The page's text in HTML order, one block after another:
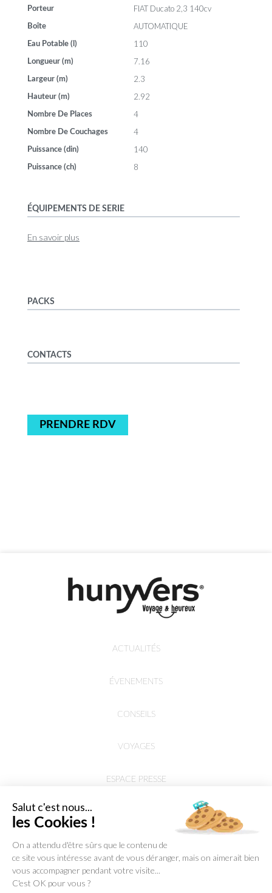
Porteur FIAT Ducato 2,3 140cv
Boîte AUTOMATIQUE
Eau Potable (l) 110
Longueur (m) 7.16
Largeur (m) 2.3
Hauteur (m) 2.92
Nombre De Places 4
Nombre De Couchages 4
Puissance (din) 140
Puissance (ch) 8
ÉQUIPEMENTS DE SERIE
En savoir plus
PACKS
CONTACTS
PRENDRE RDV
ACTUALITÉS
ÉVENEMENTS
CONSEILS
VOYAGES
ESPACE PRESSE
Salut c'est nous...
les Cookies !
On a attendu d'être sûrs que le contenu de
ce site vous intéresse avant de vous déranger, mais on aimerait bien
vous accompagner pendant votre visite...
C'est OK pour vous ?